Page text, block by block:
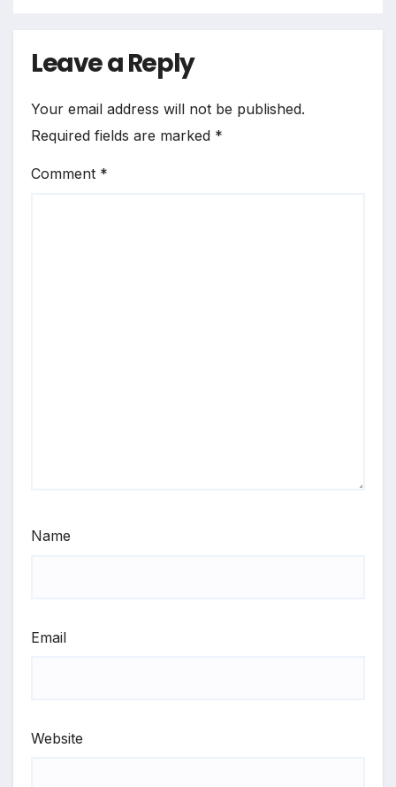
Leave a Reply
Your email address will not be published.
Required fields are marked *
Comment *
Name
Email
Website